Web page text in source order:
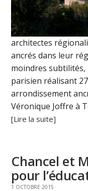
architectes
ancrés dans leur
moindres subtilités,
parisien réalisant
arrondissement
Véronique Joffre à
[Lire la suite]
Chancel et
pour
1 OCTOBRE 2015